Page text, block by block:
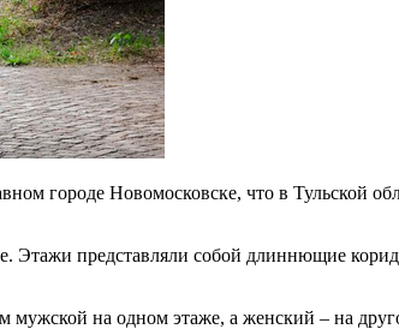
городе Новомосковске, что в Тульской
Этажи представляли собой длиннющие
мужской на одном этаже, а женский – на